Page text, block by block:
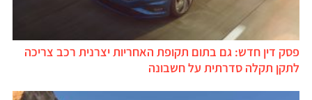
פסק דין חדש: גם בתום תקופת האחריות יצרנית רכב צריכה
לתקן תקלה סדרתית על חשבונה